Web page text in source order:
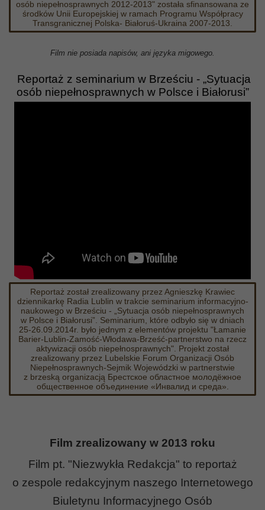
osób niepełnosprawnych 2012-2013" została sfinansowana ze
środków Unii Europejskiej w ramach Programu Współpracy
Transgranicznej Polska- Białoruś-Ukraina 2007-2013.
Film nie posiada napisów, ani języka migowego.
Reportaż z seminarium w Brześciu - „Sytuacja
osób niepełnosprawnych w Polsce i Białorusi”
Reportaż został zrealizowany przez Agnieszkę Krawiec
dziennikarkę Radia Lublin w trakcie seminarium informacyjno-
naukowego w Brześciu - „Sytuacja osób niepełnosprawnych
w Polsce i Białorusi”. Seminarium, które odbyło się w dniach
25-26.09.2014r. było jednym z elementów projektu "Łamanie
Barier-Lublin-Zamość-Włodawa-Brześć-part­nerstwo na rzecz
aktywizacji osób niepełnosprawnych". Projekt został
zrealizowany przez Lubelskie Forum Organizacji Osób
Niepełnosprawnych-Sejmik Wojewódzki w partnerstwie
z brzeską organizacją Брестское областное молодёжное
общественное объединение «Инвалид и среда».
Film zrealizowany w 2013 roku
Film pt. "Niezwykła Redakcja" to reportaż
o zespole redakcyjnym naszego Internetowego
Biuletynu Informacyjnego Osób